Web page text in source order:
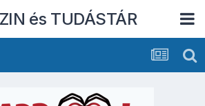
és TUDÁSTÁR